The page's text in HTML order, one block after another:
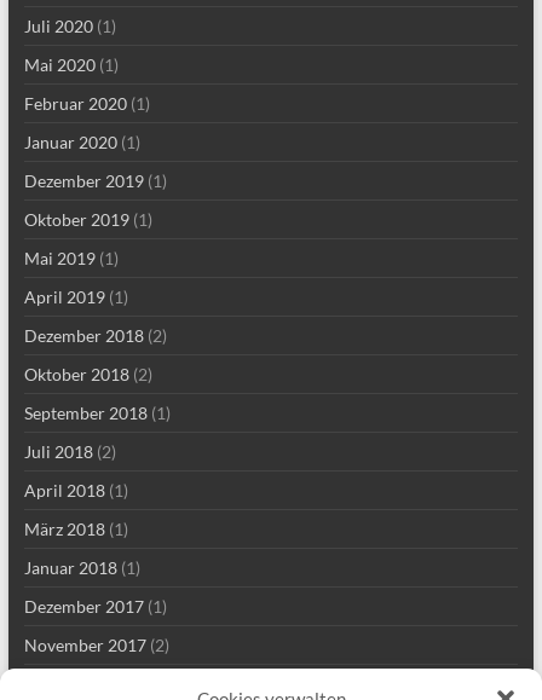
Juli 2020(1)
Mai 2020(1)
Februar 2020(1)
Januar 2020(1)
Dezember 2019(1)
Oktober 2019(1)
Mai 2019(1)
April 2019(1)
Dezember 2018(2)
Oktober 2018(2)
September 2018(1)
Juli 2018(2)
April 2018(1)
März 2018(1)
Januar 2018(1)
Dezember 2017(1)
November 2017(2)